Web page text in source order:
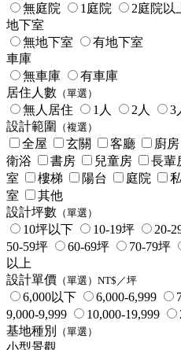
無庭院
1庭院
2庭院以
地下室
無地下室
有地下室
車庫
無車庫
有車庫
居住人數 （單選）
無人居住 1人 2人 3
設計範圍
（複選）
全屋 玄關 客廳 廚房
衛浴
書房 兒童房 長輩
室
樓梯 陽台 庭院
室
其他
設計坪數 （單選）
10坪以下 10-19坪 20-
50-59坪
60-69坪 70-79坪
以上
設計單價 （單選）NT$／坪
6,000以下 6,000-6,999
9,000-9,999
10,000-19,999
基地種別
（單選）
小型景觀